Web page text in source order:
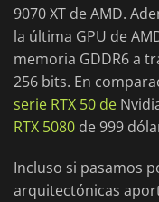
9070 XT de AMD.
la última GPU de
memoria GDDR6 a
256 bits. En
serie RTX 50 de
RTX 5080 de 999
Incluso si pasamos
arquitectónicas